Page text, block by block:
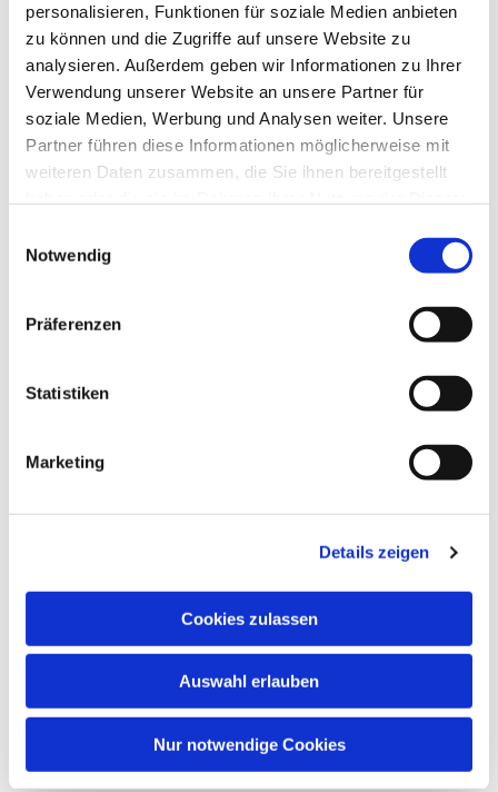
personalisieren, Funktionen für soziale Medien anbieten
zu können und die Zugriffe auf unsere Website zu
analysieren. Außerdem geben wir Informationen zu Ihrer
Verwendung unserer Website an unsere Partner für
soziale Medien, Werbung und Analysen weiter. Unsere
Partner führen diese Informationen möglicherweise mit
weiteren Daten zusammen, die Sie ihnen bereitgestellt
Notwendig
Präferenzen
Statistiken
Marketing
Details zeigen
Cookies zulassen
Auswahl erlauben
Nur notwendige Cookies
Dies könnte Sie auch
interessieren